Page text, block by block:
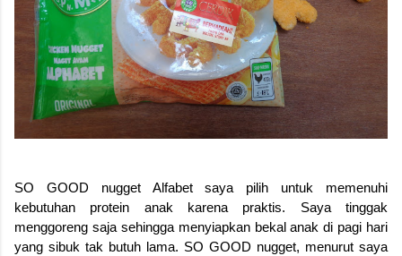
SO GOOD nugget Alfabet saya pilih untuk memenuhi
kebutuhan protein anak karena praktis. Saya tinggak
menggoreng saja sehingga menyiapkan bekal anak di pagi hari
yang sibuk tak butuh lama. SO GOOD nugget, menurut saya